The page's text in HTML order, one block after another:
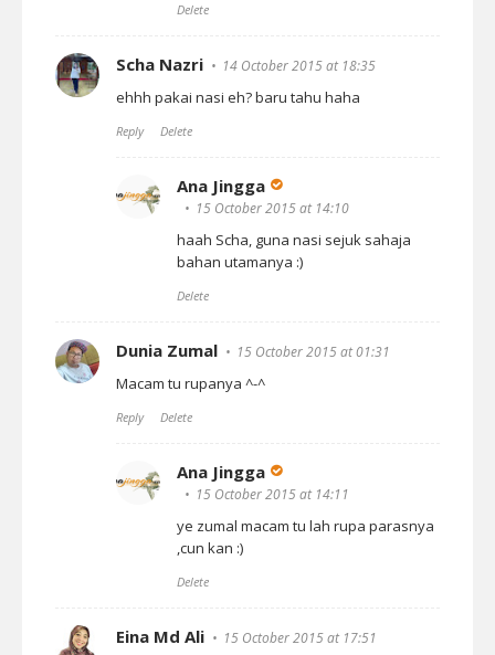
Delete
Scha Nazri 14 October 2015 at 18:35
ehhh pakai nasi eh? baru tahu haha
Reply Delete
Ana Jingga
15 October 2015 at 14:10
haah Scha, guna nasi sejuk sahaja
bahan utamanya :)
Delete
Dunia Zumal 15 October 2015 at 01:31
Macam tu rupanya ^-^
Reply Delete
Ana Jingga
15 October 2015 at 14:11
ye zumal macam tu lah rupa parasnya
,cun kan :)
Delete
Eina Md Ali 15 October 2015 at 17:51